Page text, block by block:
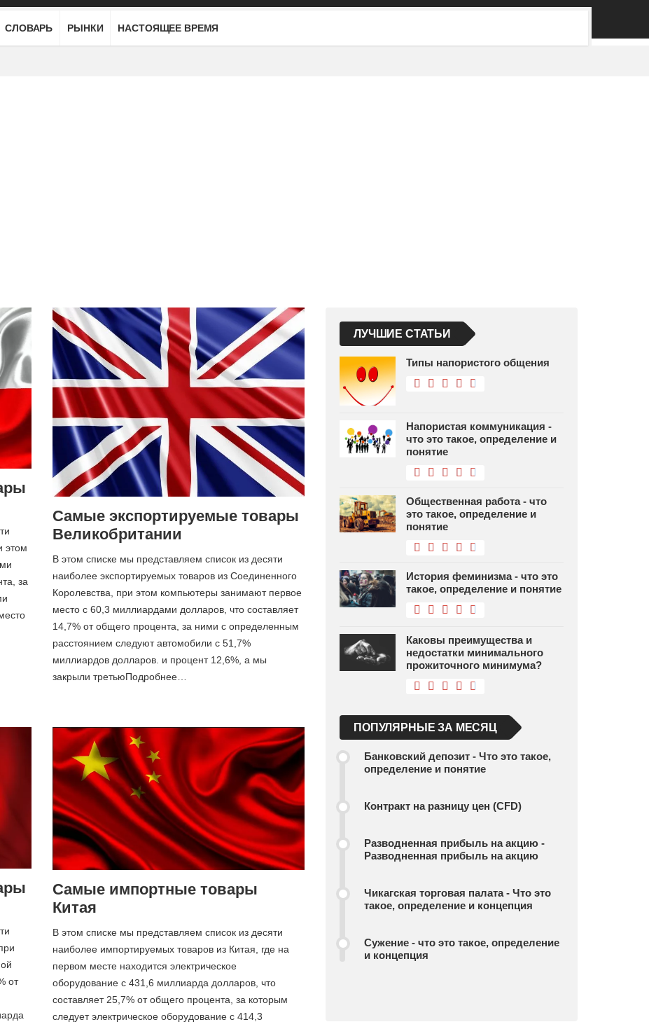
СЛОВАРЬ РЫНКИ НАСТОЯЩЕЕ ВРЕМЯ
этом
за
Самые экспортируемые товары
Великобритании
В этом списке мы представляем список из десяти
наиболее экспортируемых товаров из Соединенного
Королевства, при этом компьютеры занимают первое
место с 60,3 миллиардами долларов, что составляет
14,7% от общего процента, за ними с определенным
расстоянием следуют автомобили с 51,7%
миллиардов долларов. и процент 12,6%, а мы
закрыли третьюПодробнее…
от
Самые импортные товары
Китая
В этом списке мы представляем список из десяти
наиболее импортируемых товаров из Китая, где на
первом месте находится электрическое
оборудование с 431,6 миллиарда долларов, что
составляет 25,7% от общего процента, за которым
следует электрическое оборудование с 414,3
ЛУЧШИЕ СТАТЬИ
Типы напористого общения
Напористая коммуникация -
что это такое, определение и
понятие
Общественная работа - что
это такое, определение и
понятие
История феминизма - что это
такое, определение и понятие
Каковы преимущества и
недостатки минимального
прожиточного минимума?
ПОПУЛЯРНЫЕ ЗА МЕСЯЦ
Банковский депозит - Что это такое,
определение и понятие
Контракт на разницу цен (CFD)
Разводненная прибыль на акцию -
Разводненная прибыль на акцию
Чикагская торговая палата - Что это
такое, определение и концепция
Сужение - что это такое, определение
и концепция